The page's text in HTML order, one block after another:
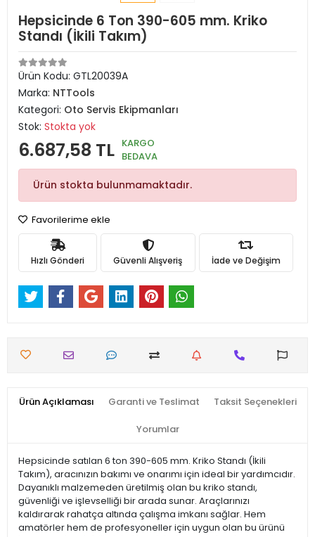
Hepsicinde 6 Ton 390-605 mm. Kriko
Standı (İkili Takım)
Ürün Kodu: GTL20039A
Marka: NTTools
Kategori: Oto Servis Ekipmanları
Stok: Stokta yok
6.687,58 TL KARGO
BEDAVA
Ürün stokta bulunmamaktadır.
Favorilerime ekle
Hızlı Gönderi Güvenli Alışveriş İade ve Değişim
Ürün Açıklaması Garanti ve Teslimat Taksit Seçenekleri
Yorumlar
Hepsicinde satılan 6 ton 390-605 mm. Kriko Standı (İkili
Takım), aracınızın bakımı ve onarımı için ideal bir yardımcıdır.
Dayanıklı malzemeden üretilmiş olan bu kriko standı,
güvenliği ve işlevselliği bir arada sunar. Araçlarınızı
kaldırarak rahatça altında çalışma imkanı sağlar. Hem
amatörler hem de profesyoneller için uygun olan bu ürünü